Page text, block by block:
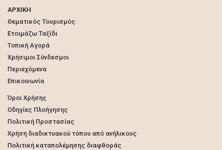
ΑΡΧΙΚΗ
Θεματικός Τουρισμός
Ετοιμάζω Ταξίδι
Τοπική Αγορά
Χρήσιμοι Σύνδεσμοι
Περιεχόμενα
Επικοινωνία
Όροι Χρήσης
Οδηγίες Πλοήγησης
Πολιτική Προστασίας
Χρήση διαδικτυακού τόπου από ανήλικους
Πολιτική καταπολέμησης διαφθοράς